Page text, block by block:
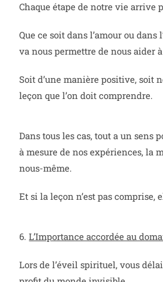
Chaque étape de notre vie arrive
Que ce soit dans l’amour ou dans
va nous permettre de nous aider
Soit d’une manière positive, soit
leçon que l’on doit comprendre.
Dans tous les cas, tout a un sens
à mesure de nos expériences, la
nous-même.
Et si la leçon n’est pas comprise,
6.L’Importance accordée au
Lors de l’éveil spirituel, vous